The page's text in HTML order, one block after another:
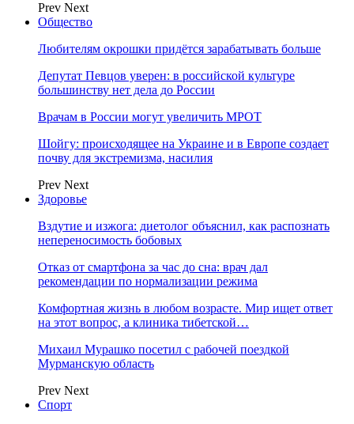
Prev Next
Общество
Любителям окрошки придётся зарабатывать больше
Депутат Певцов уверен: в российской культуре
большинству нет дела до России
Врачам в России могут увеличить МРОТ
Шойгу: происходящее на Украине и в Европе создает
почву для экстремизма, насилия
Prev Next
Здоровье
Вздутие и изжога: диетолог объяснил, как распознать
непереносимость бобовых
Отказ от смартфона за час до сна: врач дал
рекомендации по нормализации режима
Комфортная жизнь в любом возрасте. Мир ищет ответ
на этот вопрос, а клиника тибетской…
Михаил Мурашко посетил с рабочей поездкой
Мурманскую область
Prev Next
Спорт